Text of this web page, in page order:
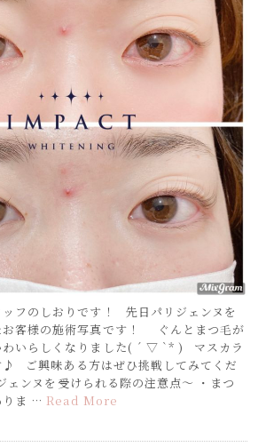
ッフのしおりです！ 先日パリジェンヌを
お客様の施術写真です！ ぐんとまつ毛が
わいらしくなりました( ´ ▽ `* ) マスカラ
♪ ご興味ある方はぜひ挑戦してみてくだ
ンヌを受けられる際の注意点～ ・まつ
りま … Read More